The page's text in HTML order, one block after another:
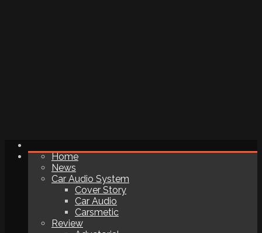
Home
News
Car Audio System
Cover Story
Car Audio
Carsmetic
Review